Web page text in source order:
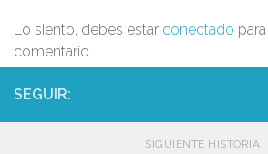
Lo siento, debes estar conectado
comentario.
SEGUIR:
SIGUIENTE HISTORIA